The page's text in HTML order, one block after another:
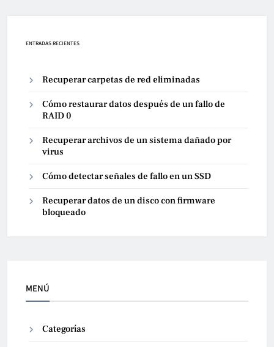
ENTRADAS RECIENTES
Recuperar carpetas de red eliminadas
Cómo restaurar datos después de un fallo de
RAID 0
Recuperar archivos de un sistema dañado por
virus
Cómo detectar señales de fallo en un SSD
Recuperar datos de un disco con firmware
bloqueado
MENÚ
Categorías